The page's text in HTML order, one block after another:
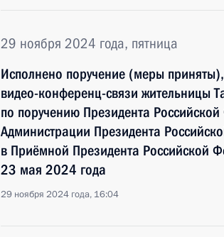
29 ноября 2024 года, пятница
Исполнено поручение (меры
видео-конференц-связи жительницы
по поручению Президента
Администрации Президента
в Приёмной Президента Российской
23 мая 2024 года
29 ноября 2024 года, 16:04